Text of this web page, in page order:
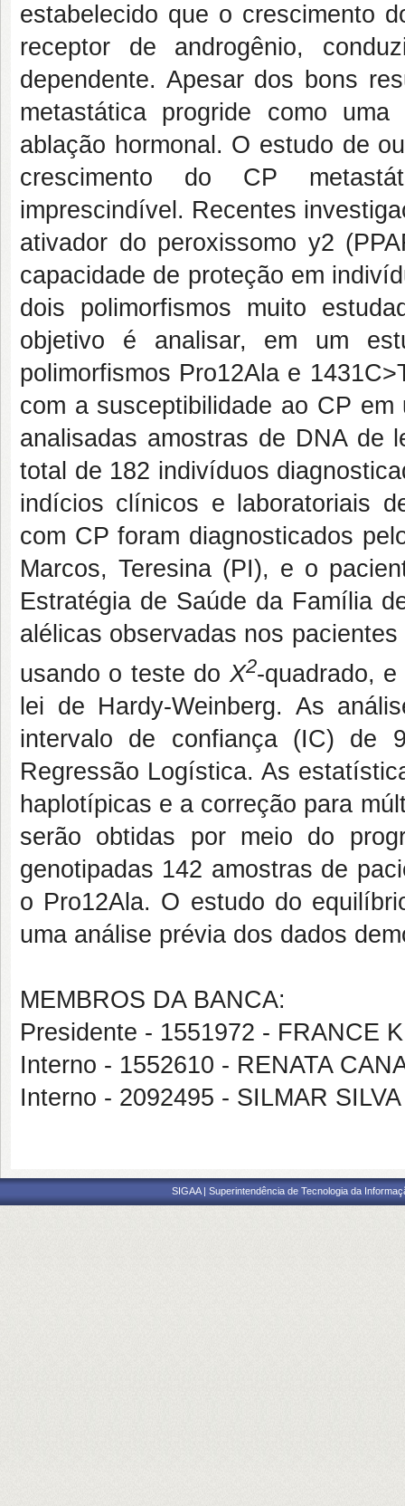
estabelecido que o crescimento
receptor de androgênio,
dependente. Apesar dos bons
metastática progride como
ablação hormonal. O estudo de
crescimento do CP
imprescindível. Recentes
ativador do peroxissomo y2
capacidade de proteção em
dois polimorfismos muito
objetivo é analisar, em um
polimorfismos Pro12Ala e
com a susceptibilidade ao CP
analisadas amostras de DNA de
total de 182 indivíduos
indícios clínicos e laboratoriais
com CP foram diagnosticados
Marcos, Teresina (PI), e o
Estratégia de Saúde da Família
alélicas observadas nos
usando o teste do X2-quadrado,
lei de Hardy-Weinberg. As
intervalo de confiança (IC) de
Regressão Logística. As
haplotípicas e a correção para
serão obtidas por meio do
genotipadas 142 amostras de
o Pro12Ala. O estudo do
uma análise prévia dos dados
MEMBROS DA BANCA:
Presidente - 1551972 - FRANCE
Interno - 1552610 - RENATA
Interno - 2092495 - SILMAR
SIGAA | Superintendência de Tecnologia da